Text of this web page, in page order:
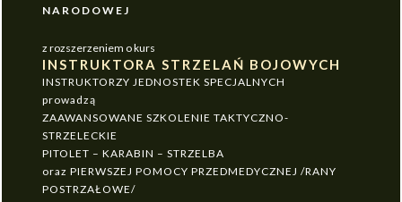
NARODOWEJ
z rozszerzeniem o kurs
INSTRUKTORA STRZELAŃ BOJOWYCH
INSTRUKTORZY JEDNOSTEK SPECJALNYCH
prowadzą
ZAAWANSOWANE SZKOLENIE TAKTYCZNO-
STRZELECKIE
PITOLET – KARABIN – STRZELBA
oraz PIERWSZEJ POMOCY PRZEDMEDYCZNEJ /RANY
POSTRZAŁOWE/